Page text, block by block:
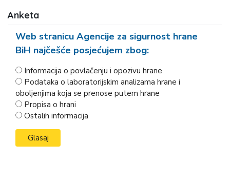
Anketa
Web stranicu Agencije za sigurnost hrane
BiH najčešće posjećujem zbog:
Informacija o povlačenju i opozivu hrane
Podataka o laboratorijskim analizama hrane i
oboljenjima koja se prenose putem hrane
Propisa o hrani
Ostalih informacija